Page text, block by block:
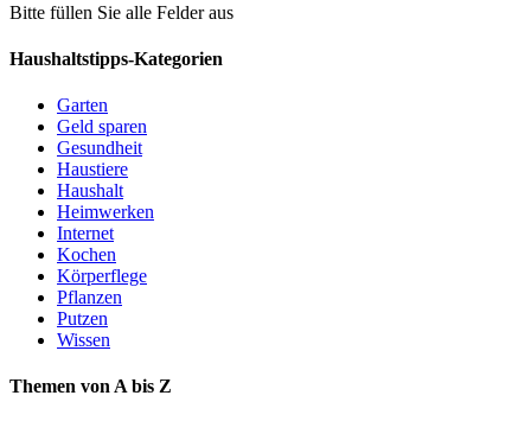
Bitte füllen Sie alle Felder aus
Haushaltstipps-Kategorien
Garten
Geld sparen
Gesundheit
Haustiere
Haushalt
Heimwerken
Internet
Kochen
Körperflege
Pflanzen
Putzen
Wissen
Themen von A bis Z